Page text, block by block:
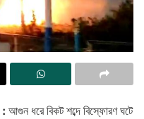
: আগুন ধরে বিকট শব্দে বিস্ফোরণ ঘটে